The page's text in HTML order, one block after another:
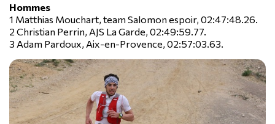
Hommes
1 Matthias Mouchart, team Salomon espoir, 02:47:48.26.
2 Christian Perrin, AJS La Garde, 02:49:59.77.
3 Adam Pardoux, Aix-en-Provence, 02:57:03.63.